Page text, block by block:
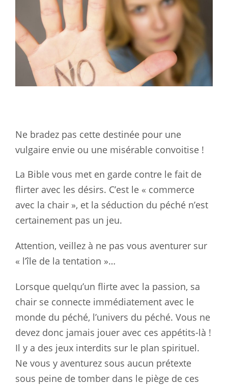
Ne bradez pas cette destinée pour une
vulgaire envie ou une misérable convoitise !
La Bible vous met en garde contre le fait de
flirter avec les désirs. C’est le « commerce
avec la chair », et la séduction du péché n’est
certainement pas un jeu.
Attention, veillez à ne pas vous aventurer sur
« l’île de la tentation »…
Lorsque quelqu’un flirte avec la passion, sa
chair se connecte immédiatement avec le
monde du péché, l’univers du péché. Vous ne
devez donc jamais jouer avec ces appétits-là !
Il y a des jeux interdits sur le plan spirituel.
Ne vous y aventurez sous aucun prétexte
sous peine de tomber dans le piège de ces